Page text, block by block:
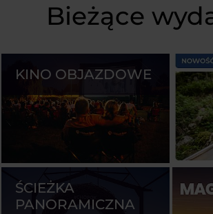
Bieżące
KINO OBJAZDOWE
ŚCIEŻKA
PANORAMICZNA